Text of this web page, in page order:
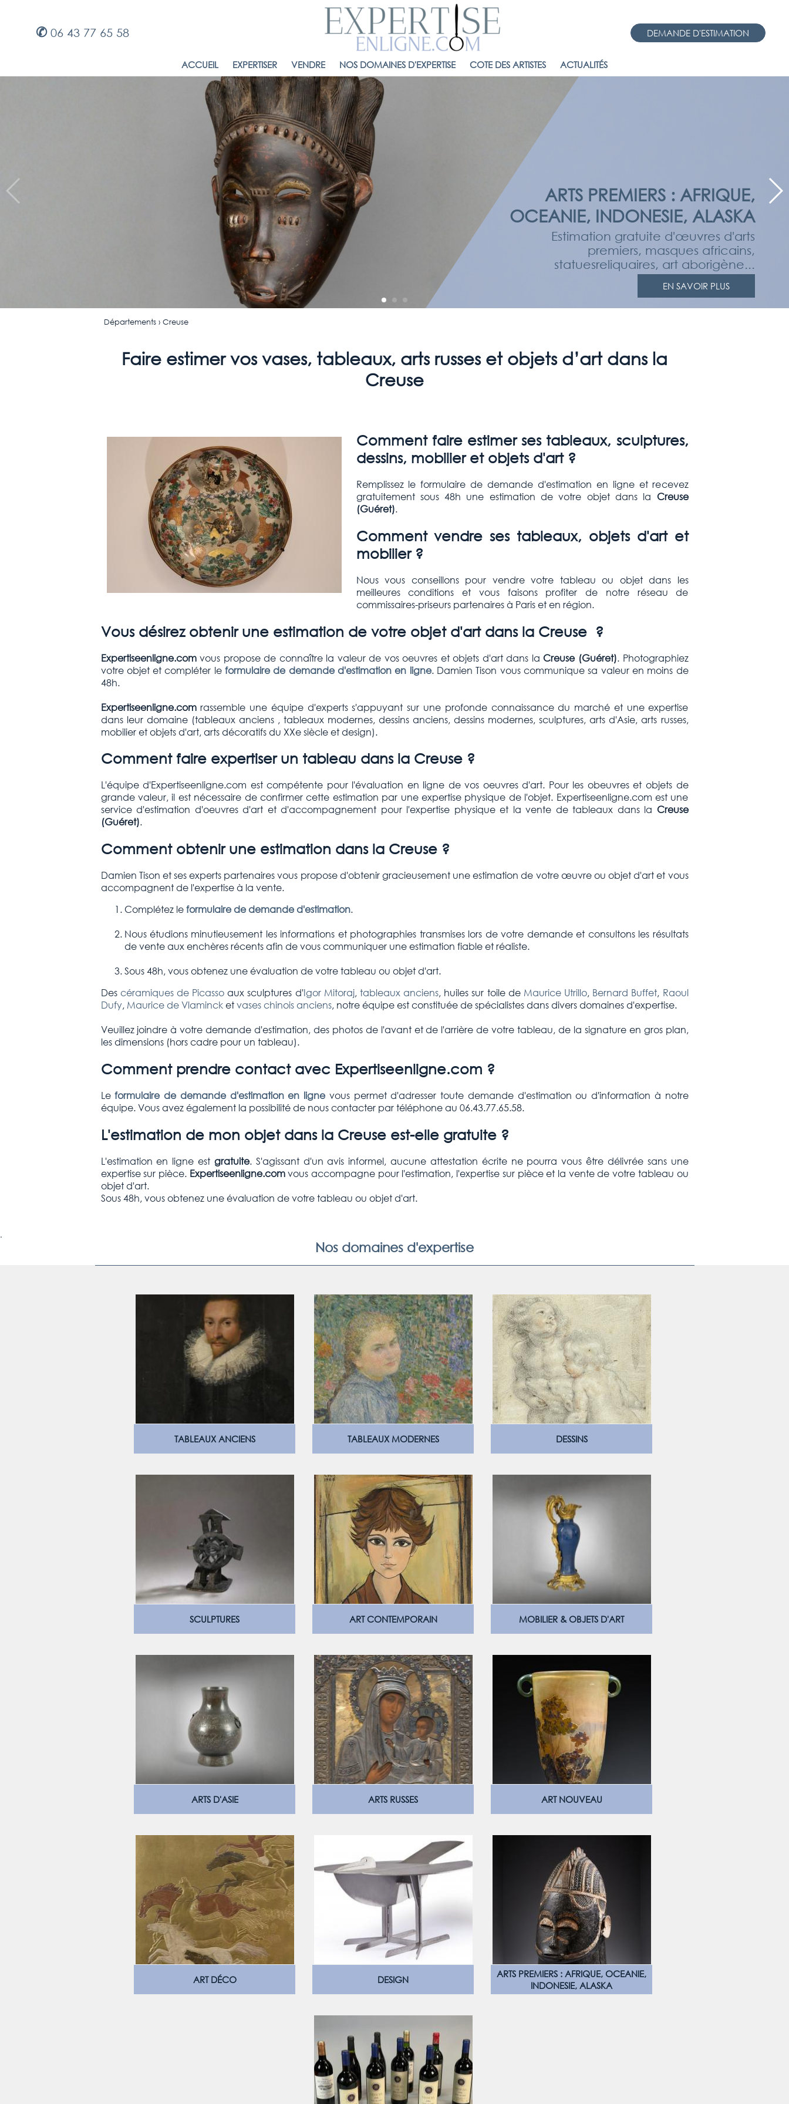
DEMANDE D'ESTIMATION
✆ 06 43 77 65 58
ACCUEIL EXPERTISER VENDRE NOS DOMAINES D'EXPERTISE COTE DES ARTISTES ACTUALITÉS
ARTS PREMIERS : AFRIQUE,
OCEANIE, INDONESIE, ALASKA
Estimation gratuite d'œuvres d'arts
premiers, masques africains,
statuesreliquaires, art aborigène...
EN SAVOIR PLUS
Départements› Creuse
Faire estimer vos vases, tableaux, arts russes et objets d’art dans la
Creuse
Comment faire estimer ses tableaux, sculptures,
dessins, mobilier et objets d'art ?
Remplissez le formulaire de demande d'estimation en ligne et recevez
gratuitement sous 48h une estimation de votre objet dans la Creuse
(Guéret).
Comment vendre ses tableaux, objets d'art et
mobilier ?
Nous vous conseillons pour vendre votre tableau ou objet dans les
meilleures conditions et vous faisons profiter de notre réseau de
commissaires-priseurs partenaires à Paris et en région.
Vous désirez obtenir une estimation de votre objet d'art dans la Creuse ?
Expertiseenligne.comvous propose de connaître la valeur de vos oeuvres et objets d'art dans laCreuse (Guéret). Photographiez
votre objet et compléter leformulaire de demande d'estimation en ligne. Damien Tison vous communique sa valeur en moins de
48h.
Expertiseenligne.comrassemble une équipe d'experts s'appuyant sur une profonde connaissance du marché et une expertise
dans leur domaine (tableaux anciens , tableaux modernes, dessins anciens, dessins modernes, sculptures, arts d'Asie, arts russes,
mobilier et objets d'art, arts décoratifs du XXe siècle et design).
Comment faire expertiser un tableau dans la Creuse ?
L'équipe d'Expertiseenligne.com est compétente pour l'évaluation en ligne de vos oeuvres d'art. Pour les obeuvres et objets de
grande valeur, il est nécessaire de confirmer cette estimation par une expertise physique de l'objet. Expertiseenligne.com est une
service d'estimation d'oeuvres d'art et d'accompagnement pour l'expertise physique et la vente de tableaux dans la Creuse
(Guéret).
Comment obtenir une estimation dans la Creuse ?
Damien Tison et ses experts partenaires vous propose d'obtenir gracieusement une estimation de votre œuvre ou objet d'art et vous
accompagnent de l'expertise à la vente.
Complétez leformulaire de demande d'estimation.
Nous étudions minutieusement les informations et photographies transmises lors de votre demande et consultons les résultats
de vente aux enchères récents afin de vous communiquer une estimation fiable et réaliste.
Sous 48h, vous obtenez une évaluation de votre tableau ou objet d'art.
Des céramiques de Picasso aux sculptures d'Igor Mitoraj, tableaux anciens, huiles sur toile de Maurice Utrillo, Bernard Buffet, Raoul
Dufy, Maurice de Vlamincketvases chinois anciens, notre équipe est constituée de spécialistes dans divers domaines d'expertise.
Veuillez joindre à votre demande d'estimation, des photos de l'avant et de l'arrière de votre tableau, de la signature en gros plan,
les dimensions (hors cadre pour un tableau).
Comment prendre contact avec Expertiseenligne.com ?
Leformulaire de demande d'estimation en lignevous permet d'adresser toute demande d'estimation ou d'information à notre
équipe. Vous avez également la possibilité de nous contacter par téléphone au 06.43.77.65.58.
L'estimation de mon objet dans la Creuse est-elle gratuite ?
L'estimation en ligne est gratuite. S'agissant d'un avis informel, aucune attestation écrite ne pourra vous être délivrée sans une
expertise sur pièce. Expertiseenligne.comvous accompagne pour l'estimation, l'expertise sur pièce et la vente de votre tableau ou
objet d'art.
Sous 48h, vous obtenez une évaluation de votre tableau ou objet d'art.
.
Nos domaines d'expertise
TABLEAUX ANCIENS TABLEAUX MODERNES DESSINS
SCULPTURES ART CONTEMPORAIN MOBILIER & OBJETS D'ART
ARTS D'ASIE ARTS RUSSES ART NOUVEAU
ART DÉCO DESIGN
ARTS PREMIERS : AFRIQUE, OCEANIE,
INDONESIE, ALASKA